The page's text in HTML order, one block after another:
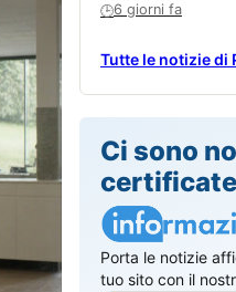
🕒6 giorni fa
Tutte le notizie di
Ci sono
Porta le notizie
tuo sito con il